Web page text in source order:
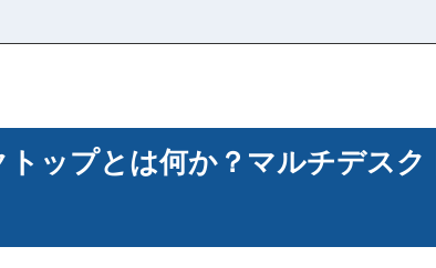
ップとは何か？マルチデスク